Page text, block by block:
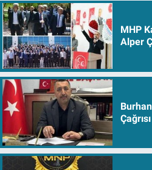
MHP
Alper
Burhan
Çağrısı